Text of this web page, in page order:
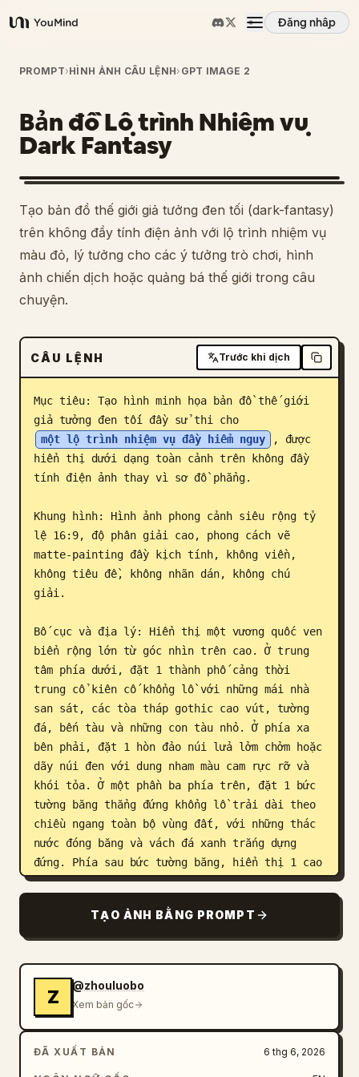
YouMind
Đăng nhập
Tổng quan
Các trường hợp sử dụng
Kỹ năng
Lời nhắc
Giá cả
Blog
Cập nhật
PROMPT›HÌNH ẢNH CÂU LỆNH› GPT IMAGE 2
Bản đồ Lộ trình Nhiệm vụ
Dark Fantasy
Tạo bản đồ thế giới giả tưởng đen tối (dark-fantasy)
trên không đầy tính điện ảnh với lộ trình nhiệm vụ
màu đỏ, lý tưởng cho các ý tưởng trò chơi, hình
ảnh chiến dịch hoặc quảng bá thế giới trong câu
chuyện.
CÂU LỆNH Trước khi dịch
Mục tiêu: Tạo hình minh họa bản đồ thế giới
giả tưởng đen tối đầy sử thi cho
một lộ trình nhiệm vụ đầy hiểm nguy
, được
hiển thị dưới dạng toàn cảnh trên không đầy
tính điện ảnh thay vì sơ đồ phẳng.
Khung hình: Hình ảnh phong cảnh siêu rộng tỷ
lệ 16:9, độ phân giải cao, phong cách vẽ
matte-painting đầy kịch tính, không viền,
không tiêu đề, không nhãn dán, không chú
giải.
Bố cục và địa lý: Hiển thị một vương quốc ven
biển rộng lớn từ góc nhìn trên cao. Ở trung
tâm phía dưới, đặt 1 thành phố cảng thời
trung cổ kiên cố khổng lồ với những mái nhà
san sát, các tòa tháp gothic cao vút, tường
đá, bến tàu và những con tàu nhỏ. Ở phía xa
bên phải, đặt 1 hòn đảo núi lửa lởm chởm hoặc
dãy núi đen với dung nham màu cam rực rỡ và
khói tỏa. Ở một phần ba phía trên, đặt 1 bức
tường băng thẳng đứng khổng lồ trải dài theo
chiều ngang toàn bộ vùng đất, với những thác
nước đóng băng và vách đá xanh trắng dựng
đứng. Phía sau bức tường băng, hiển thị 1 cao
nguyên hoang mạc băng giá đầy tuyết, những
dưới những đám mây bão. Giữa thành phố và bức
tường băng, hiển thị 1 khu rừng tối rộng lớn,
làng rải rác, đường sá, tàn tích và những
ngọn đồi đá. Bao quanh vùng đất là đại dương
tối tăm đầy bão tố, sóng biển, sương mù và
những con tàu nhỏ.
Lớp phủ lộ trình: Thêm chính xác 1 đường lộ
TẠO ẢNH BẰNG PROMPT
Z
@zhouluobo
Xem bản gốc
ĐÃ XUẤT BẢN 6 thg 6, 2026